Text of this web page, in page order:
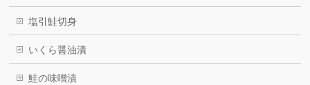
塩引鮭切身
いくら醤油漬
鮭の味噌漬